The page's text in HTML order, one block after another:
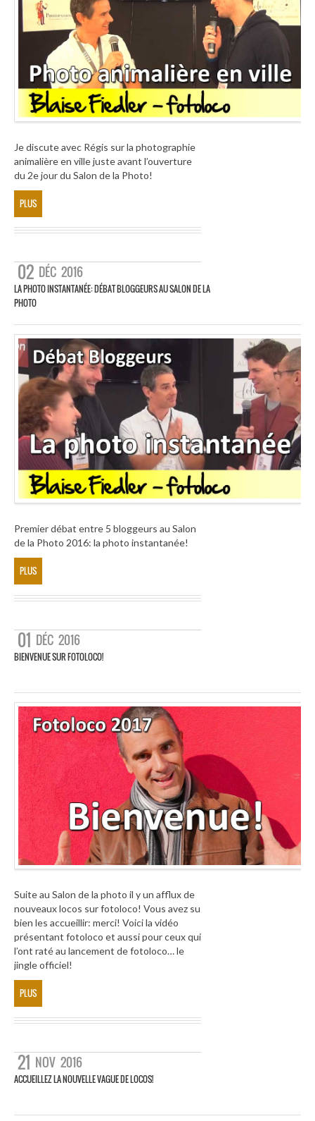
Je discute avec Régis sur la photographie
animalière en ville juste avant l’ouverture
du 2e jour du Salon de la Photo!
PLUS
02 DÉC 2016
LA PHOTO INSTANTANÉE: DÉBAT BLOGGEURS AU SALON DE LA
PHOTO
Premier débat entre 5 bloggeurs au Salon
de la Photo 2016: la photo instantanée!
PLUS
01 DÉC 2016
BIENVENUE SUR FOTOLOCO!
Suite au Salon de la photo il y un afflux de
nouveaux locos sur fotoloco! Vous avez su
bien les accueillir: merci! Voici la vidéo
présentant fotoloco et aussi pour ceux qui
l’ont raté au lancement de fotoloco… le
jingle officiel!
PLUS
21 NOV 2016
ACCUEILLEZ LA NOUVELLE VAGUE DE LOCOS!